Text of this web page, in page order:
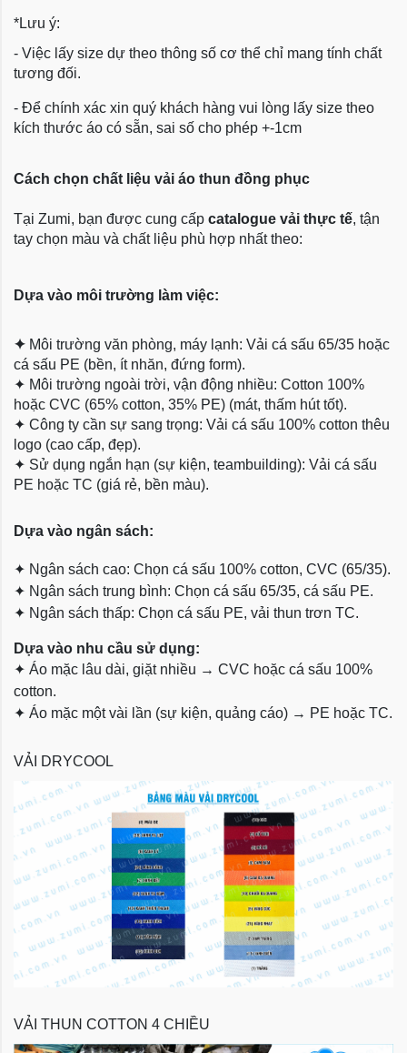
*Lưu ý:
- Việc lấy size dự theo thông số cơ thể chỉ mang tính chất
tương đối.
- Để chính xác xin quý khách hàng vui lòng lấy size theo
kích thước áo có sẵn, sai số cho phép +-1cm
Cách chọn chất liệu vải áo thun đồng phục
Tại Zumi, bạn được cung cấp catalogue vải thực tế, tận
tay chọn màu và chất liệu phù hợp nhất theo:
Dựa vào môi trường làm việc:
✦ Môi trường văn phòng, máy lạnh: Vải cá sấu 65/35 hoặc
cá sấu PE (bền, ít nhăn, đứng form).
✦ Môi trường ngoài trời, vận động nhiều: Cotton 100%
hoặc CVC (65% cotton, 35% PE) (mát, thấm hút tốt).
✦ Công ty cần sự sang trọng: Vải cá sấu 100% cotton thêu
logo (cao cấp, đẹp).
✦ Sử dụng ngắn hạn (sự kiện, teambuilding): Vải cá sấu
PE hoặc TC (giá rẻ, bền màu).
Dựa vào ngân sách:
✦ Ngân sách cao: Chọn cá sấu 100% cotton, CVC (65/35).
✦ Ngân sách trung bình: Chọn cá sấu 65/35, cá sấu PE.
✦ Ngân sách thấp: Chọn cá sấu PE, vải thun trơn TC.
Dựa vào nhu cầu sử dụng:
✦ Áo mặc lâu dài, giặt nhiều → CVC hoặc cá sấu 100%
cotton.
✦ Áo mặc một vài lần (sự kiện, quảng cáo) → PE hoặc TC.
VẢI DRYCOOL
VẢI THUN COTTON 4 CHIỀU